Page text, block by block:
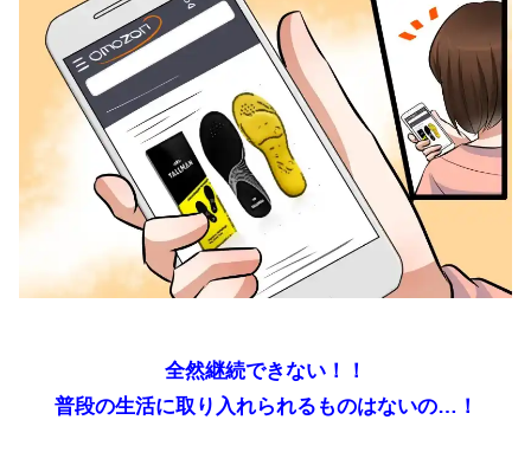
全然継続できない！！
普段の生活に取り入れられるものはないの…！